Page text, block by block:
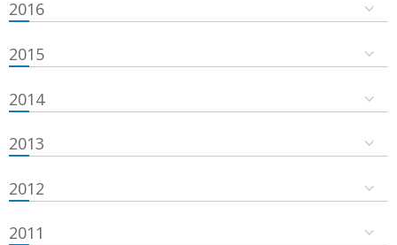
2016
2015
2014
2013
2012
2011